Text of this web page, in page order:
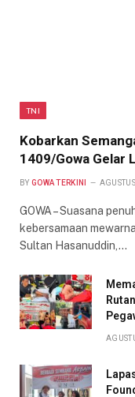
TNI
Kobarkan
1409/Gowa Gelar
BY GOWA TERKINI
GOWA – Suasana
kebersamaan
Sultan Hasanuddin,…